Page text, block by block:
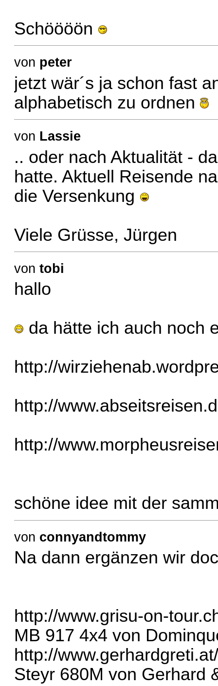
Schöööön
von peter
jetzt wär´s ja schon fast
alphabetisch zu ordnen
von Lassie
.. oder nach Aktualität -
hatte. Aktuell Reisende
die Versenkung
Viele Grüsse, Jürgen
vontobi
hallo
da hätte ich auch noch
http://
http://
http://
schöne idee mit der
von connyandtommy
Na dann ergänzen wir
http://www.grisu-on-
MB 917 4x4 von
http://
Steyr 680M von Gerhard